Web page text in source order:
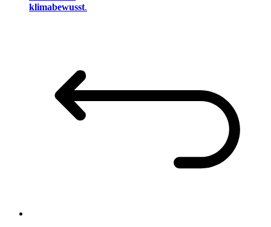
klimabewusst.